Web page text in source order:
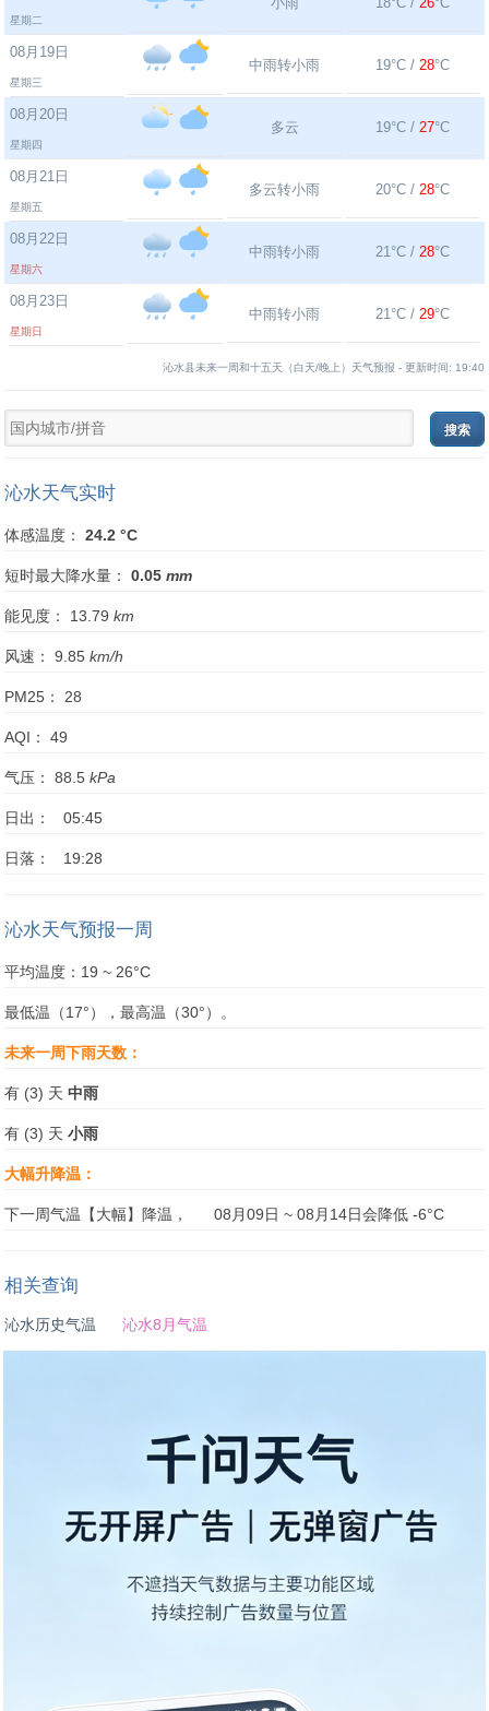
星期二
08月19日
星期三
中雨转小雨 19°C / 28°C
08月20日
星期四
多云 19°C / 27°C
08月21日
星期五
多云转小雨 20°C / 28°C
08月22日
星期六
中雨转小雨 21°C / 28°C
08月23日
星期日
中雨转小雨 21°C / 29°C
沁水县未来一周和十五天（白天/晚上）天气预报 - 更新时间: 19:40
沁水天气实时
体感温度： 24.2 °C
短时最大降水量： 0.05 mm
能见度： 13.79 km
风速： 9.85 km/h
PM25： 28
AQI： 49
气压： 88.5 kPa
日出： 05:45
日落： 19:28
沁水天气预报一周
平均温度：19 ~ 26°C
最低温（17°），最高温（30°）。
未来一周下雨天数：
有 (3) 天 中雨
有 (3) 天 小雨
大幅升降温：
下一周气温【大幅】降温， 08月09日 ~ 08月14日会降低 -6°C
相关查询
沁水历史气温 沁水8月气温